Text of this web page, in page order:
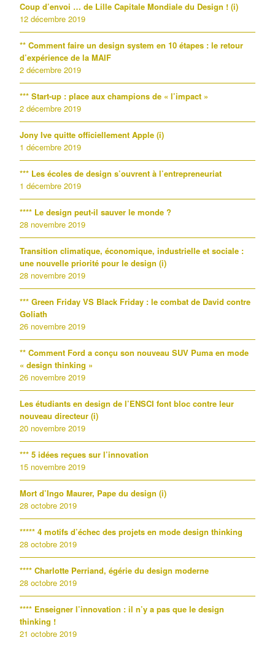
Coup d’envoi … de Lille Capitale Mondiale du Design ! (i)
12 décembre 2019
** Comment faire un design system en 10 étapes : le retour
d’expérience de la MAIF
2 décembre 2019
*** Start-up : place aux champions de « l’impact »
2 décembre 2019
Jony Ive quitte officiellement Apple (i)
1 décembre 2019
*** Les écoles de design s’ouvrent à l’entrepreneuriat
1 décembre 2019
**** Le design peut-il sauver le monde ?
28 novembre 2019
Transition climatique, économique, industrielle et sociale :
une nouvelle priorité pour le design (i)
28 novembre 2019
*** Green Friday VS Black Friday : le combat de David contre
Goliath
26 novembre 2019
** Comment Ford a conçu son nouveau SUV Puma en mode
« design thinking »
26 novembre 2019
Les étudiants en design de l’ENSCI font bloc contre leur
nouveau directeur (i)
20 novembre 2019
*** 5 idées reçues sur l’innovation
15 novembre 2019
Mort d’Ingo Maurer, Pape du design (i)
28 octobre 2019
***** 4 motifs d’échec des projets en mode design thinking
28 octobre 2019
**** Charlotte Perriand, égérie du design moderne
28 octobre 2019
**** Enseigner l’innovation : il n’y a pas que le design
thinking !
21 octobre 2019